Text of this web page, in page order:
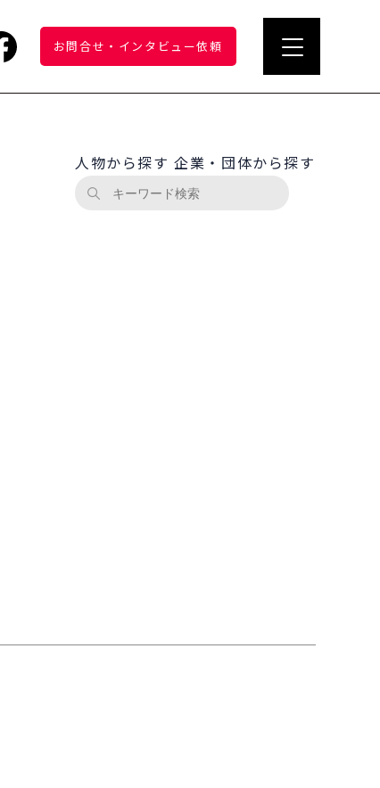
お問合せ ・ インタビュー依頼
人物から探す 企業・団体から探す